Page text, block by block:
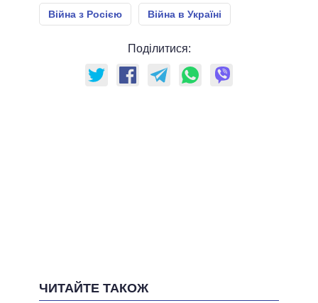
Війна з Росією Війна в Україні
Поділитися:
ЧИТАЙТЕ ТАКОЖ